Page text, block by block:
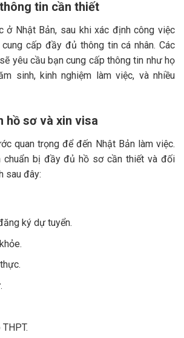
tin cần thiết
ở Nhật Bản, sau khi xác định công việc
cấp đầy đủ thông tin cá nhân. Các
yêu cầu bạn cung cấp thông tin như họ
sinh, kinh nghiệm làm việc, và nhiều
hồ sơ và xin visa
quan trọng để đến Nhật Bản làm việc.
chuẩn bị đầy đủ hồ sơ cần thiết và đối
sau đây:
ký dự tuyển.